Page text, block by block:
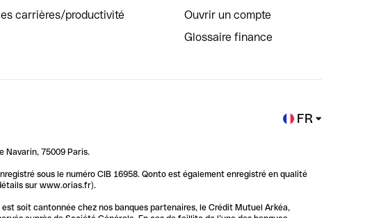
carrières/productivité
Ouvrir un compte
Glossaire finance
FR
Navarin, 75009 Paris.
sous le numéro CIB 16958. Qonto est également enregistré en qualité
sur www.orias.fr).
soit cantonnée chez nos banques partenaires, le Crédit Mutuel Arkéa,